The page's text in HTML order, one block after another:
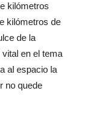
kilómetros
kilómetros de
de la
en el tema
al espacio la
no quede